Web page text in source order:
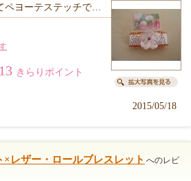
ペヨーテステッチで…
13 きらりポイント
2015/05/18
×レザー・ロールブレスレット へのレビ